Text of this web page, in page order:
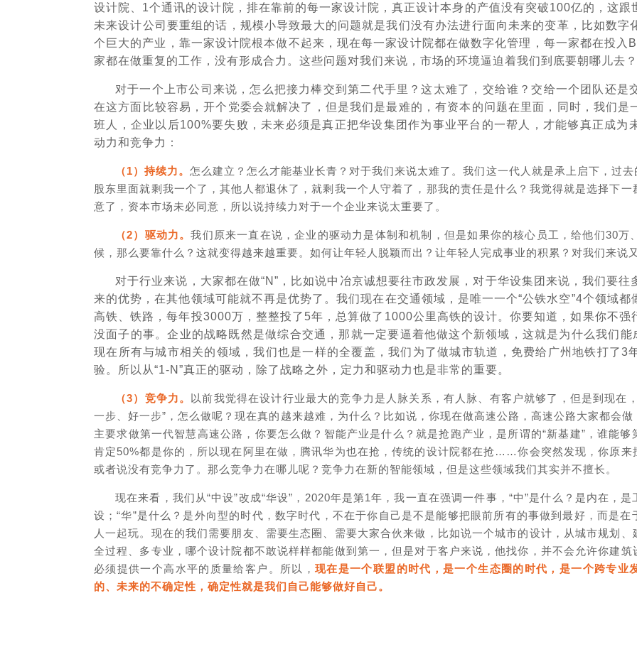
设计院、1个通讯的设计院，排在靠前的每一家设计院，真正设计本身的产值没有突破100亿的，这
未来设计公司要重组的话，规模小导致最大的问题就是我们没有办法进行面向未来的变革，比如数
个巨大的产业，靠一家设计院根本做不起来，现在每一家设计院都在做数字化管理，每一家都在投
家都在做重复的工作，没有形成合力。这些问题对我们来说，市场的环境逼迫着我们到底要朝哪儿去？
对于一个上市公司来说，怎么把接力棒交到第二代手里？这太难了，交给谁？交给一个团队还是
在这方面比较容易，开个党委会就解决了，但是我们是最难的，有资本的问题在里面，同时，我们
班人，企业以后100%要失败，未来必须是真正把华设集团作为事业平台的一帮人，才能够真正成为
动力和竞争力：
（1）持续力。怎么建立？怎么才能基业长青？对于我们来说太难了。我们这一代人就是承上启下，过
股东里面就剩我一个了，其他人都退休了，就剩我一个人守着了，那我的责任是什么？我觉得就是选择下
意了，资本市场未必同意，所以说持续力对于一个企业来说太重要了。
（2）驱动力。我们原来一直在说，企业的驱动力是体制和机制，但是如果你的核心员工，给他们30
候，那么要靠什么？这就变得越来越重要。如何让年轻人脱颖而出？让年轻人完成事业的积累？对我们来说
对于行业来说，大家都在做“N”，比如说中冶京诚想要往市政发展，对于华设集团来说，我们要
来的优势，在其他领域可能就不再是优势了。我们现在在交通领域，是唯一一个“公铁水空”4个领域
高铁、铁路，每年投3000万，整整投了5年，总算做了1000公里高铁的设计。你要知道，如果你不
没面子的事。企业的战略既然是做综合交通，那就一定要逼着他做这个新领域，这就是为什么我们能
现在所有与城市相关的领域，我们也是一样的全覆盖，我们为了做城市轨道，免费给广州地铁打了3
验。所以从“1-N”真正的驱动，除了战略之外，定力和驱动力也是非常的重要。
（3）竞争力。
以前我觉得在设计行业最大的竞争力是人脉关系，有人脉、有客户就够了，但是到现在
一步、好一步”，怎么做呢？现在真的越来越难，为什么？比如说，你现在做高速公路，高速公路大家都会
主要求做第一代智慧高速公路，你要怎么做？智能产业是什么？就是抢跑产业，是所谓的“新基建”，谁能
肯定50%都是你的，所以现在阿里在做，腾讯华为也在抢，传统的设计院都在抢……你会突然发现，你原来
或者说没有竞争力了。那么竞争力在哪儿呢？竞争力在新的智能领域，但是这些领域我们其实并不擅长。
现在来看，我们从“中设”改成“华设”，2020年是第1年，我一直在强调一件事，“中”是什么？是内在，
设；“华”是什么？是外向型的时代，数字时代，不在于你自己是不是能够把眼前所有的事做到最好，而是
人一起玩。现在的我们需要朋友、需要生态圈、需要大家合伙来做，比如说一个城市的设计，从城市规划
全过程、多专业，哪个设计院都不敢说样样都能做到第一，但是对于客户来说，他找你，并不会允许你建
必须提供一个高水平的质量给客户。所以，现在是一个联盟的时代，是一个生态圈的时代，是一个跨专业
的、未来的不确定性，确定性就是我们自己能够做好自己。